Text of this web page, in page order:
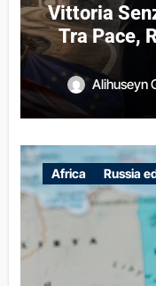
Vittoria
Tra Pace,
Alihuseyn
Africa Russia